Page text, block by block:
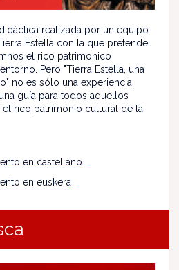
realizada por un equipo
Estella con la que pretende
el rico patrimonico
Pero "Tierra Estella, una
no es sólo una experiencia
guía para todos aquellos
rico patrimonio cultural de la
en castellano
en euskera